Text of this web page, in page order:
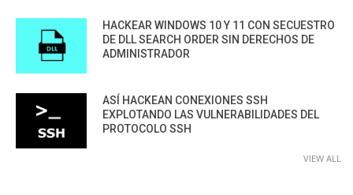
HACKEAR WINDOWS 10 Y 11 CON SECUESTRO
DE DLL SEARCH ORDER SIN DERECHOS DE
ADMINISTRADOR
ASÍ HACKEAN CONEXIONES SSH
EXPLOTANDO LAS VULNERABILIDADES DEL
PROTOCOLO SSH
VIEW ALL